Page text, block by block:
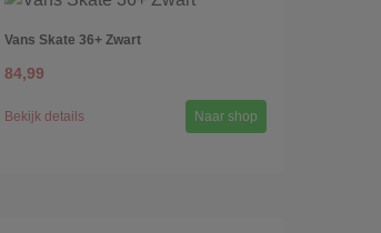
Vans Skate 36+ Zwart
84,99
Bekijk details Naar shop